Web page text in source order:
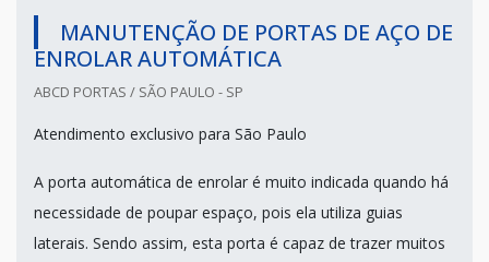
MANUTENÇÃO DE PORTAS DE AÇO DE
ENROLAR AUTOMÁTICA
ABCD PORTAS / SÃO PAULO - SP
Atendimento exclusivo para São Paulo
A porta automática de enrolar é muito indicada quando há
necessidade de poupar espaço, pois ela utiliza guias
laterais. Sendo assim, esta porta é capaz de trazer muitos